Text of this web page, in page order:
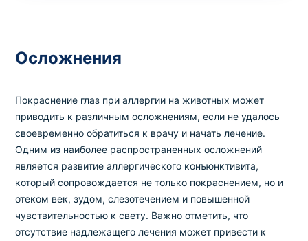
Осложнения
Покраснение глаз при аллергии на животных может
приводить к различным осложнениям, если не удалось
своевременно обратиться к врачу и начать лечение.
Одним из наиболее распространенных осложнений
является развитие аллергического конъюнктивита,
который сопровождается не только покраснением, но и
отеком век, зудом, слезотечением и повышенной
чувствительностью к свету. Важно отметить, что
отсутствие надлежащего лечения может привести к